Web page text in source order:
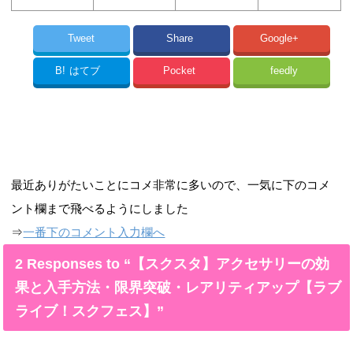
Tweet Share Google+
B! はてブ Pocket feedly
最近ありがたいことにコメ非常に多いので、一気に下のコメ
ント欄まで飛べるようにしました
⇒一番下のコメント入力欄へ
2 Responses to “【スクスタ】アクセサリーの効
果と入手方法・限界突破・レアリティアップ【ラブ
ライブ！スクフェス】”